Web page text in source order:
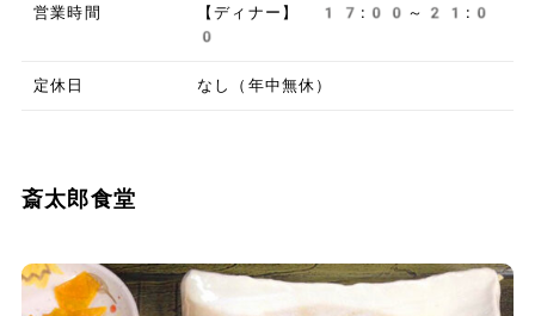
営業時間
【ディナー】 17:00～21:0
0
定休日 なし（年中無休）
斎太郎食堂